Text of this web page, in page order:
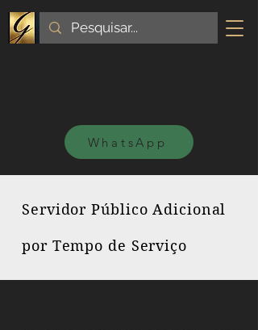
WhatsApp
Servidor Público Adicional
por Tempo de Serviço